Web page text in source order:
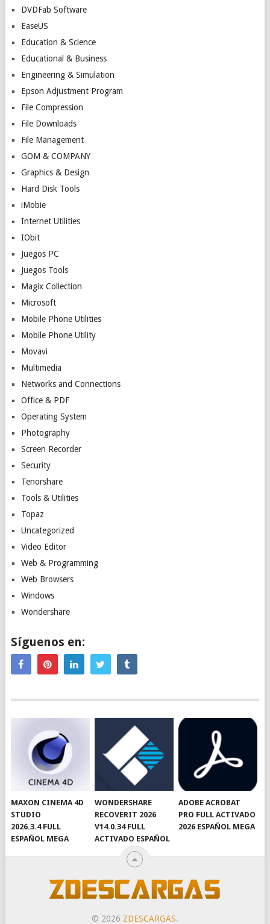
DVDFab Software
EaseUS
Education & Science
Educational & Business
Engineering & Simulation
Epson Adjustment Program
File Compression
File Downloads
File Management
GOM & COMPANY
Graphics & Design
Hard Disk Tools
iMobie
Internet Utilities
IObit
Juegos PC
Juegos Tools
Magix Collection
Microsoft
Mobile Phone Utilities
Mobile Phone Utility
Movavi
Multimedia
Networks and Connections
Office & PDF
Operating System
Photography
Screen Recorder
Security
Tenorshare
Tools & Utilities
Topaz
Uncategorized
Video Editor
Web & Programming
Web Browsers
Windows
Wondershare
Síguenos en:
MAXON CINEMA 4D
STUDIO
2026.3.4 FULL
ESPAÑOL MEGA
WONDERSHARE
RECOVERIT 2026
V14.0.34 FULL
ACTIVADO ESPAÑOL
ADOBE ACROBAT
PRO FULL ACTIVADO
2026 ESPAÑOL MEGA
© 2026 ZDESCARGAS.